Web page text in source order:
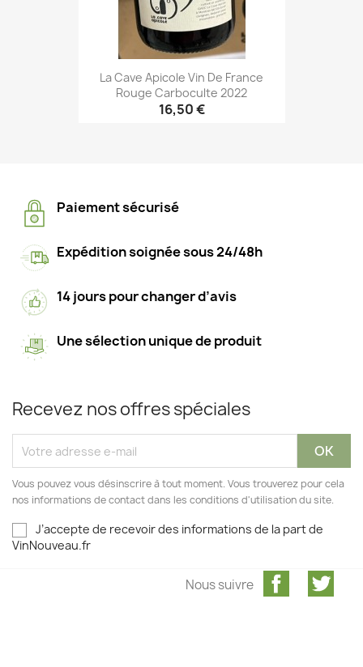
La Cave Apicole Vin De France
Rouge Carboculte 2022
16,50 €
Paiement sécurisé
Expédition soignée sous 24/48h
14 jours pour changer d’avis
Une sélection unique de produit
Recevez nos offres spéciales
Vous pouvez vous désinscrire à tout moment. Vous trouverez pour cela
nos informations de contact dans les conditions d'utilisation du site.
J’accepte de recevoir des informations de la part de
VinNouveau.fr
Facebook
Nous suivre